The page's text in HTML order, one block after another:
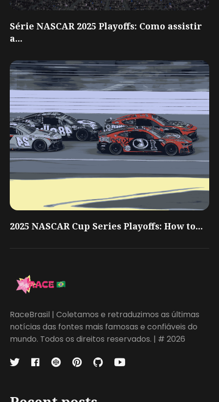
Série NASCAR 2025 Playoffs: Como assistir
a...
2025 NASCAR Cup Series Playoffs: How to...
RaceBrasil | Coletamos e retraduzimos as últimas
notícias das fontes mais famosas e confiáveis do
mundo. Todos os direitos reservados. | # 2026